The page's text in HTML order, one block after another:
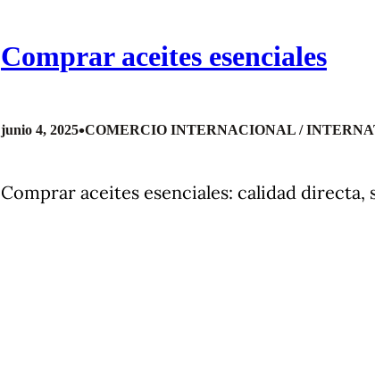
Comprar aceites esenciales
junio 4, 2025•COMERCIO INTERNACIONAL /
Comprar aceites esenciales: calidad